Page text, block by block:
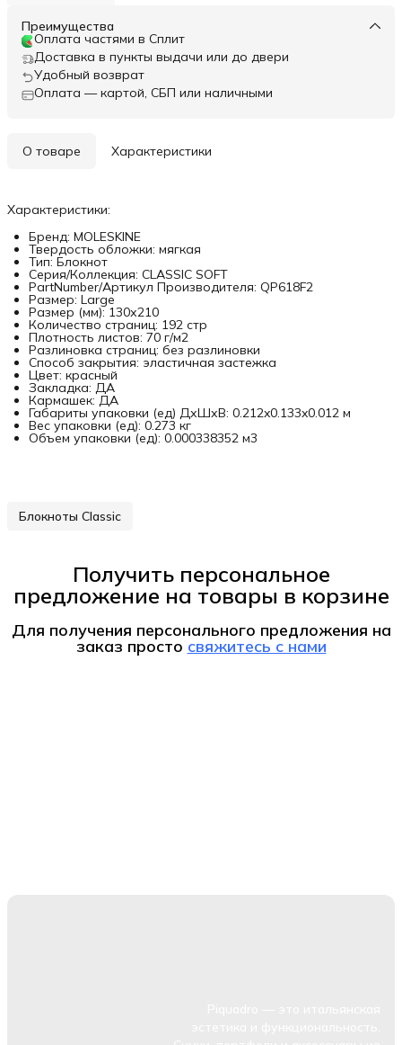
Преимущества
Оплата частями в Сплит
Доставка в пункты выдачи или до двери
Удобный возврат
Оплата — картой, СБП или наличными
О товаре Характеристики
Характеристики:
Бренд: MOLESKINE
Твердость обложки: мягкая
Тип: Блокнот
Серия/Коллекция: CLASSIC SOFT
PartNumber/Артикул Производителя: QP618F2
Размер: Large
Размер (мм): 130х210
Количество страниц: 192 стр
Плотность листов: 70 г/м2
Разлиновка страниц: без разлиновки
Способ закрытия: эластичная застежка
Цвет: красный
Закладка: ДА
Кармашек: ДА
Габариты упаковки (ед) ДхШхВ: 0.212x0.133x0.012 м
Вес упаковки (ед): 0.273 кг
Объем упаковки (ед): 0.000338352 м3
Блокноты Classic
Получить персональное
предложение на товары в корзине
Для получения персонального предложения на
заказ просто свяжитесь с нами